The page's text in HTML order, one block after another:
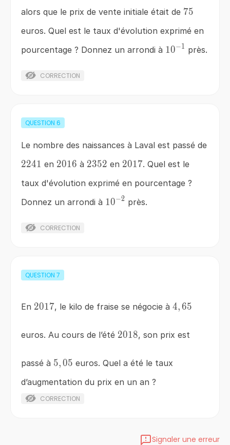
alors que le prix de vente initiale était de 75
75
euros. Quel est le taux d'évolution exprimé en
pourcentage ? Donnez un arrondi à 10^{-1}
10−1 près.
CORRECTION
QUESTION 6
Le nombre des naissances à Laval est passé de
2241
2241 en 2016
2016 à 2352
2352 en 2017
2017. Quel est le
taux d'évolution exprimé en pourcentage ?
Donnez un arrondi à 10^{-2}
10−2 près.
CORRECTION
QUESTION 7
En 2017
2017, le kilo de fraise se négocie à 4,65
4,65
euros. Au cours de l’été 2018
2018, son prix est
passé à 5,05
5,05 euros. Quel a été le taux
d’augmentation du prix en un an ?
CORRECTION
Signaler une erreur